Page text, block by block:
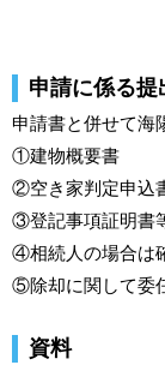
申請に係る提
申請書と併せて海
①建物概要書
②空き家判定申込
③登記事項証明書
④相続人の場合は
⑤除却に関して委
資料